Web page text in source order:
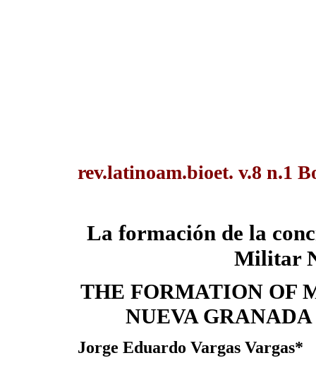
rev.latinoam.bioet. v.8 n.1
La formación de la
Militar
THE FORMATION OF
NUEVA
Jorge Eduardo Vargas Vargas*